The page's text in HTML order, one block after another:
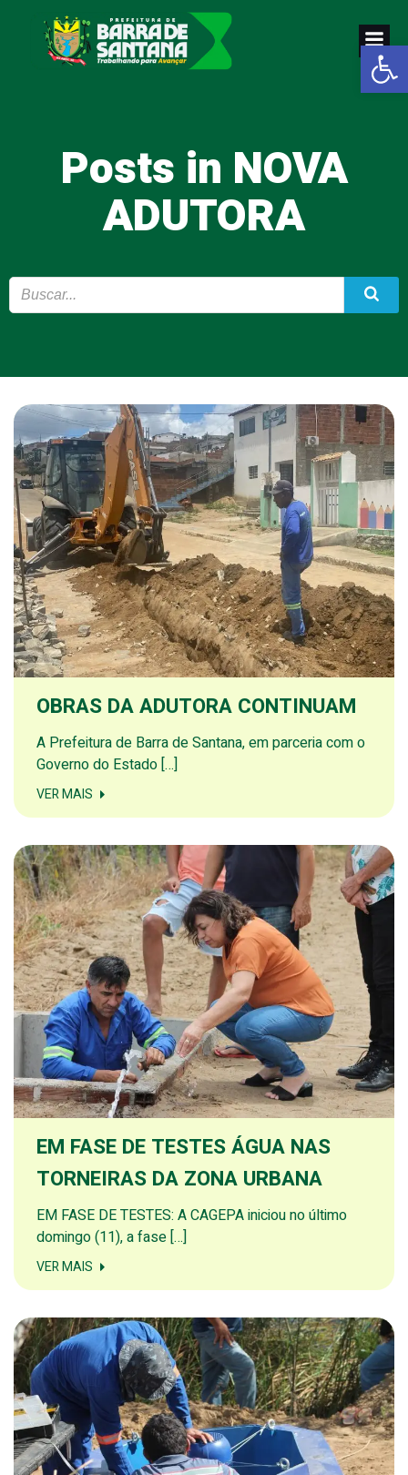
Abrir
Pular
para
o
conteúdo
Posts in NOVA
ADUTORA
OBRAS DA ADUTORA CONTINUAM
A Prefeitura de Barra de Santana, em parceria com o
Governo do Estado […]
VER MAIS
EM FASE DE TESTES ÁGUA NAS
TORNEIRAS DA ZONA URBANA
EM FASE DE TESTES: A CAGEPA iniciou no último
domingo (11), a fase […]
VER MAIS